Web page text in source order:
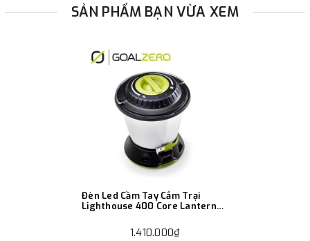
SẢN PHẨM BẠN VỪA XEM
Đèn Led Cầm Tay Cắm Trại
Lighthouse 400 Core Lantern
1.410.000₫